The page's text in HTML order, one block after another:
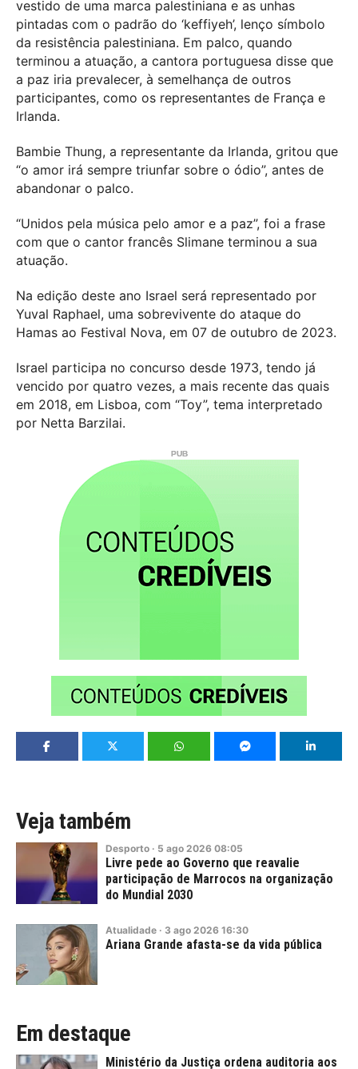
vestido de uma marca palestiniana e as unhas
pintadas com o padrão do ‘keffiyeh’, lenço símbolo
da resistência palestiniana. Em palco, quando
terminou a atuação, a cantora portuguesa disse que
a paz iria prevalecer, à semelhança de outros
participantes, como os representantes de França e
Irlanda.
Bambie Thung, a representante da Irlanda, gritou que
“o amor irá sempre triunfar sobre o ódio”, antes de
abandonar o palco.
“Unidos pela música pelo amor e a paz”, foi a frase
com que o cantor francês Slimane terminou a sua
atuação.
Na edição deste ano Israel será representado por
Yuval Raphael, uma sobrevivente do ataque do
Hamas ao Festival Nova, em 07 de outubro de 2023.
Israel participa no concurso desde 1973, tendo já
vencido por quatro vezes, a mais recente das quais
em 2018, em Lisboa, com “Toy”, tema interpretado
por Netta Barzilai.
Veja também
Desporto · 5 ago 2026 08:05
Livre pede ao Governo que reavalie
participação de Marrocos na organização
do Mundial 2030
Atualidade · 3 ago 2026 16:30
Ariana Grande afasta-se da vida pública
Em destaque
Ministério da Justiça ordena auditoria aos